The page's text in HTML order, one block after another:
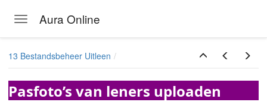
Toggle navigation
Aura Online
13 Bestandsbeheer Uitleen
Pasfoto’s van leners uploaden